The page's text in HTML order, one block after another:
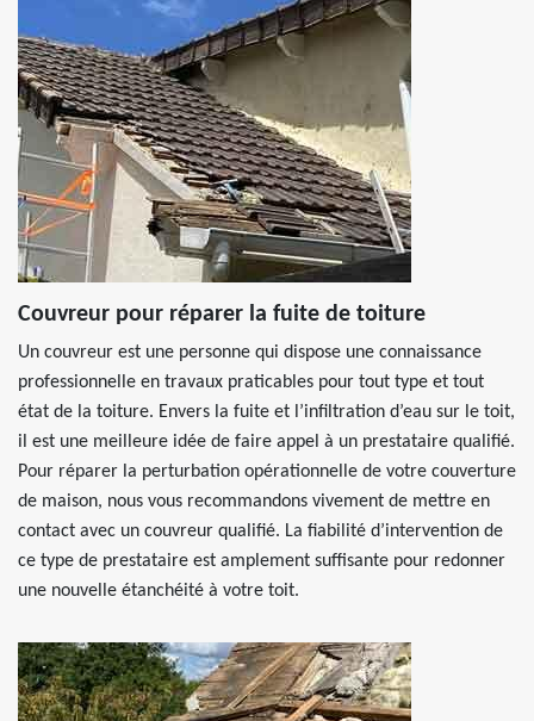
Couvreur pour réparer la fuite de toiture
Un couvreur est une personne qui dispose une connaissance
professionnelle en travaux praticables pour tout type et tout
état de la toiture. Envers la fuite et l’infiltration d’eau sur le toit,
il est une meilleure idée de faire appel à un prestataire qualifié.
Pour réparer la perturbation opérationnelle de votre couverture
de maison, nous vous recommandons vivement de mettre en
contact avec un couvreur qualifié. La fiabilité d’intervention de
ce type de prestataire est amplement suffisante pour redonner
une nouvelle étanchéité à votre toit.